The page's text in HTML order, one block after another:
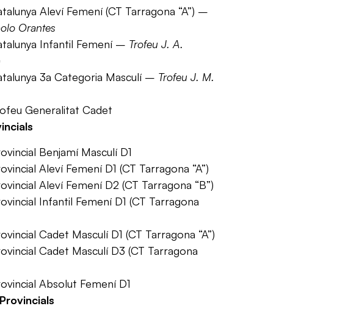
Aleví Femení (CT Tarragona “A”) –
Orantes
Infantil Femení – Trofeu J. A.
3a Categoria Masculí – Trofeu J. M.
Generalitat Cadet
Benjamí Masculí D1
Aleví Femení D1 (CT Tarragona “A”)
Aleví Femení D2 (CT Tarragona “B”)
Infantil Femení D1 (CT Tarragona
Cadet Masculí D1 (CT Tarragona “A”)
Cadet Masculí D3 (CT Tarragona
Absolut Femení D1